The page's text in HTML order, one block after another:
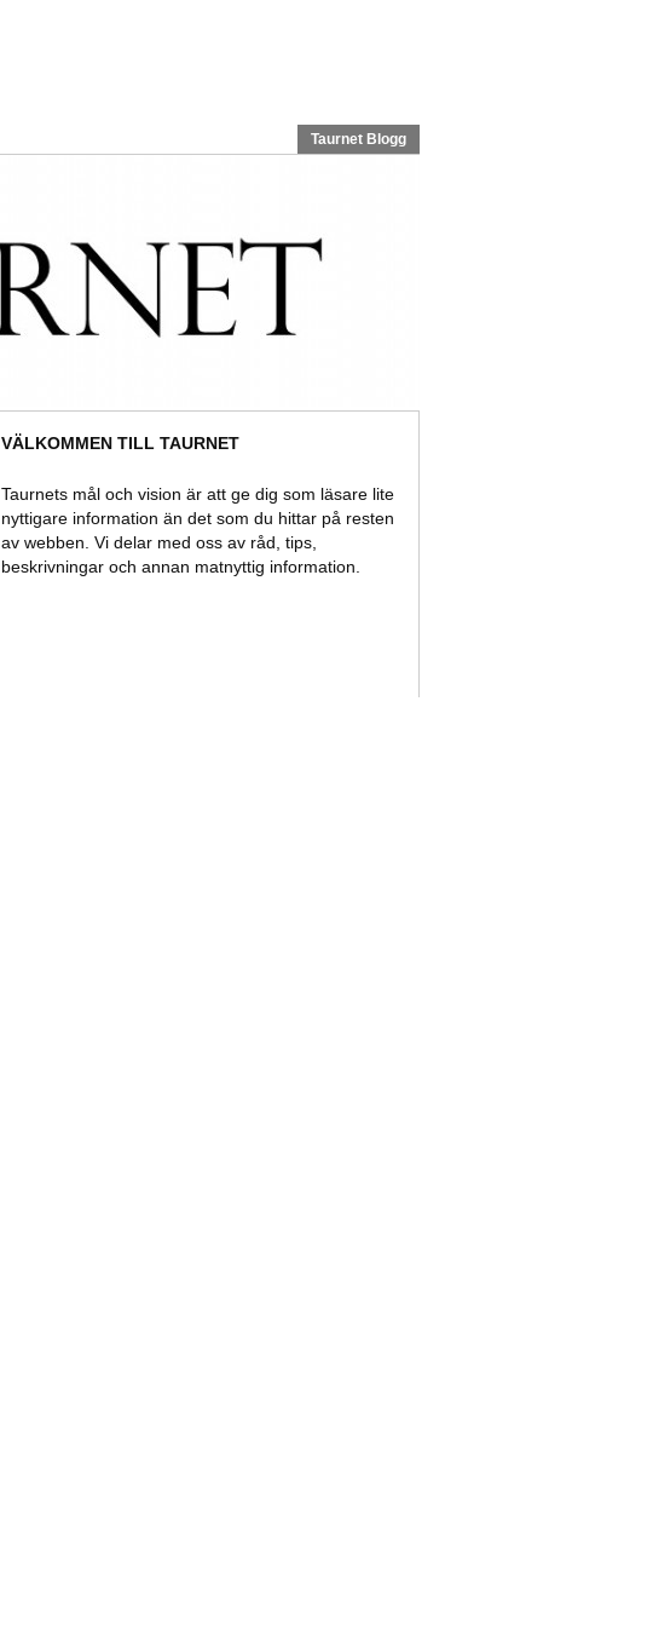
Taurnet Blogg
VÄLKOMMEN TILL TAURNET
Taurnets mål och vision är att ge dig som läsare lite
nyttigare information än det som du hittar på resten
av webben. Vi delar med oss av råd, tips,
beskrivningar och annan matnyttig information.